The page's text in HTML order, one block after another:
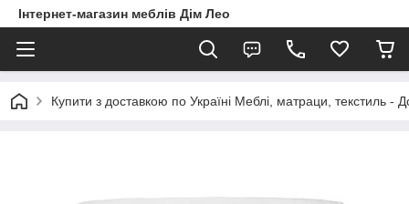
Інтернет-магазин меблів Дім Лео
Купити з доставкою по Україні Меблі, матраци, текстиль -